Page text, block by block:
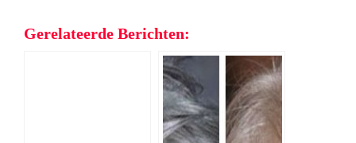
Gerelateerde Berichten: